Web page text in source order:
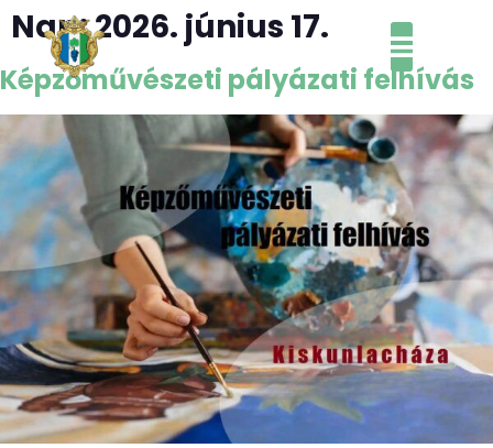
MENÜ
Nap:2026. június 17.
Képzőművészeti pályázati felhívás